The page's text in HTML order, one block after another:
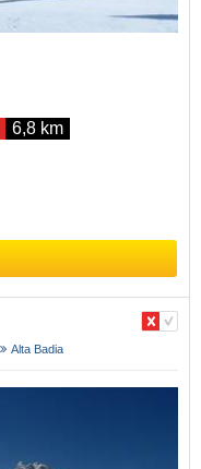
6,8 km
Alta Badia